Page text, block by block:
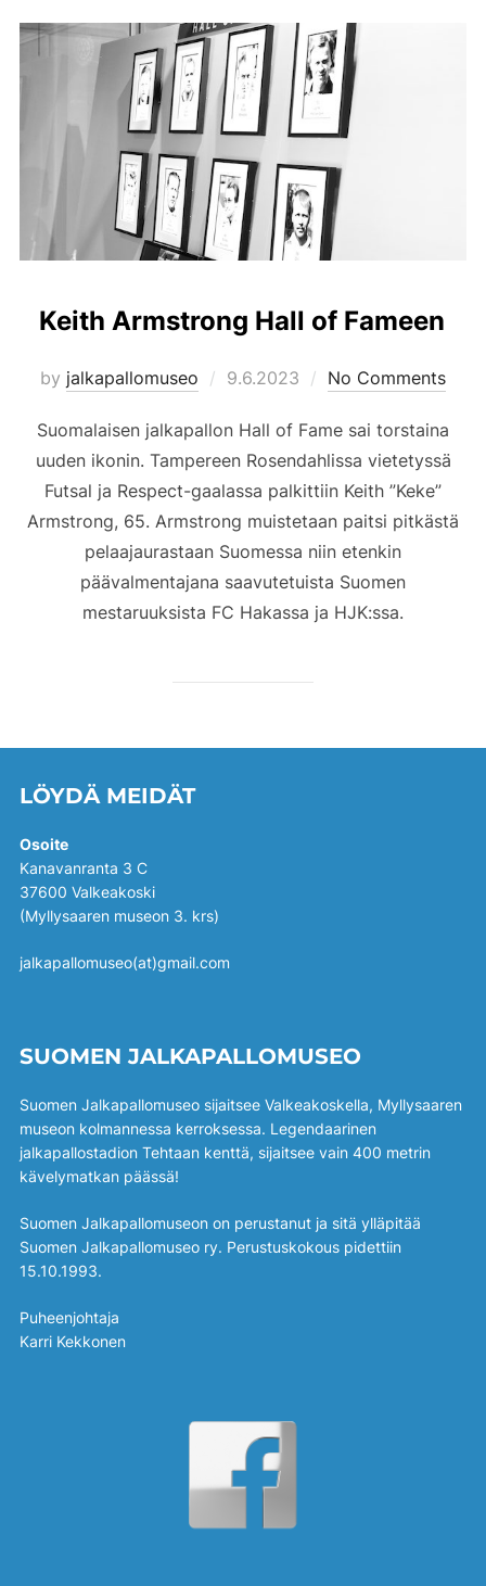
Keith Armstrong Hall of Fameen
by jalkapallomuseo
Posted
9.6.2023 No Comments
Suomalaisen jalkapallon Hall of Fame sai torstaina
uuden ikonin. Tampereen Rosendahlissa vietetyssä
Futsal ja Respect-gaalassa palkittiin Keith ”Keke”
Armstrong, 65. Armstrong muistetaan paitsi pitkästä
pelaajaurastaan Suomessa niin etenkin
päävalmentajana saavutetuista Suomen
mestaruuksista FC Hakassa ja HJK:ssa.
LÖYDÄ MEIDÄT
Osoite
Kanavanranta 3 C
37600 Valkeakoski
(Myllysaaren museon 3. krs)
jalkapallomuseo(at)gmail.com
SUOMEN JALKAPALLOMUSEO
Suomen Jalkapallomuseo sijaitsee Valkeakoskella, Myllysaaren
museon kolmannessa kerroksessa. Legendaarinen
jalkapallostadion Tehtaan kenttä, sijaitsee vain 400 metrin
kävelymatkan päässä!
Suomen Jalkapallomuseon on perustanut ja sitä ylläpitää
Suomen Jalkapallomuseo ry. Perustuskokous pidettiin
15.10.1993.
Puheenjohtaja
Karri Kekkonen